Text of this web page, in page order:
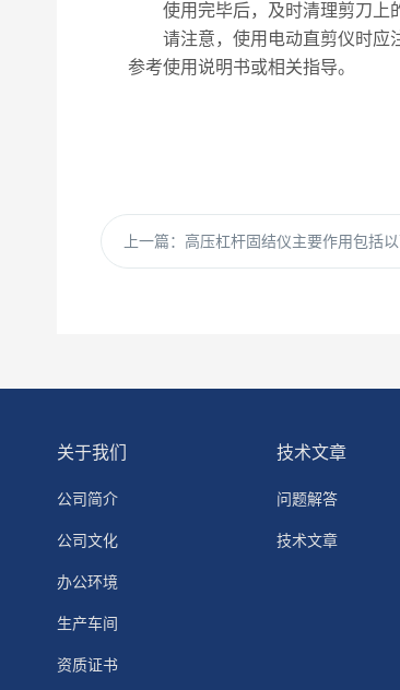
使用完毕后，及时清理剪刀上的
请注意，使用电动直剪仪时应注
参考使用说明书或相关指导。
上一篇： 高压杠杆固结仪主要作用包括
关于我们
公司简介
公司文化
办公环境
生产车间
资质证书
技术文章
问题解答
技术文章